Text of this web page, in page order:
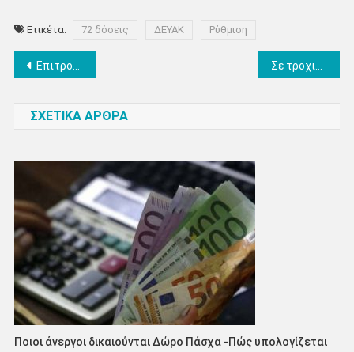
Ετικέτα: 72 δόσεις ΔΕΥΑΚ Ρύθμιση
Πλοήγηση
Επιτροπή εργαζομένων στο Δήμο Δίου Ολύμπου: “Να αναγνωριστεί ότι καλύπτουμε πάγιες και διαρκείς ανάγκες και να παραμείνουμε στις θέσεις μας με ορίζοντα τη μονιμοποίησή μας”
ΣΧΕΤΙΚΑ ΑΡΘΡΑ
Ποιοι άνεργοι δικαιούνται Δώρο Πάσχα -Πώς υπολογίζεται